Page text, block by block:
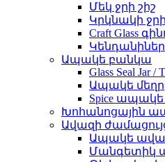
Մեկ ջրի շիշ
Կրկնակի ջրի
Craft Glass
Ապակե բանկա
Glass Seal Jar /
Ապակե
Spice
Խոհանոցային
Ավազի
Ապակե
Մանգետիկ